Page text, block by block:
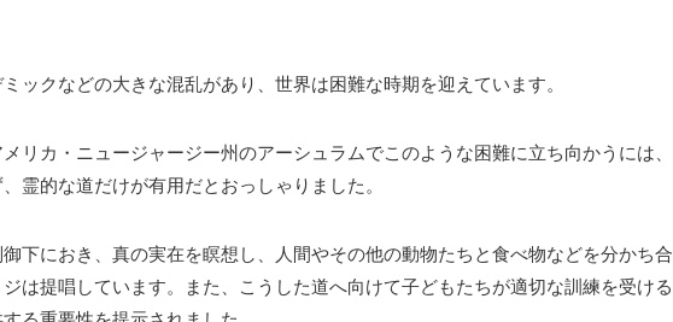
ックなどの大きな混乱があり、世界は困難な時期を迎えています。
リカ・ニュージャージー州のアーシュラムでこのような困難に立ち向かうには、
霊的な道だけが有用だとおっしゃりました。
下におき、真の実在を瞑想し、人間やその他の動物たちと食べ物などを分かち合
は提唱しています。また、こうした道へ向けて子どもたちが適切な訓練を受ける